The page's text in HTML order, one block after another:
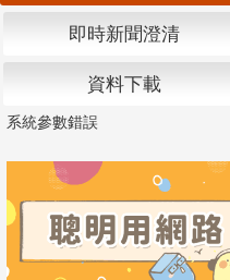
即時新聞澄清
資料下載
系統參數錯誤